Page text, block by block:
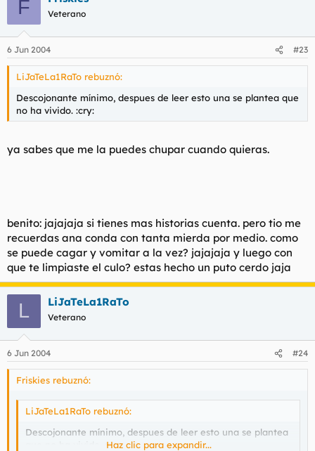
F Veterano
6 Jun 2004 #23
LiJaTeLa1RaTo rebuznó:
Descojonante mínimo, despues de leer esto una se plantea que
no ha vivido. :cry:
ya sabes que me la puedes chupar cuando quieras.
benito: jajajaja si tienes mas historias cuenta. pero tio me
recuerdas ana conda con tanta mierda por medio. como
se puede cagar y vomitar a la vez? jajajaja y luego con
que te limpiaste el culo? estas hecho un puto cerdo jaja
L LiJaTeLa1RaTo
Veterano
6 Jun 2004 #24
Friskies rebuznó:
LiJaTeLa1RaTo rebuznó:
Descojonante mínimo, despues de leer esto una se plantea
que no ha vivido. :cry:Haz clic para expandir...